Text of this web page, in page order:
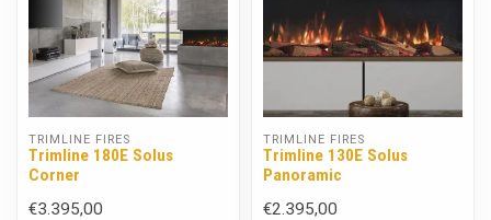
TRIMLINE FIRES
Trimline 180E Solus
Corner
€3.395,00
TRIMLINE FIRES
Trimline 130E Solus
Panoramic
€2.395,00